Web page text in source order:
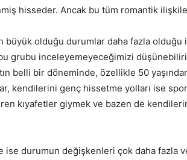
hisseder. Ancak bu tüm romantik
büyük olduğu durumlar daha fazla
grubu inceleyemeyeceğimizi
belli bir döneminde, özellikle 50
kendilerini genç hissetme yolları ise
kıyafetler giymek ve bazen de
ise durumun değişkenleri çok daha fazla